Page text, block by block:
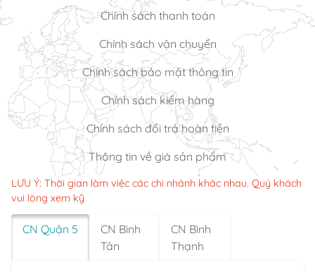
Chính sách thanh toán
Chính sách vận chuyển
Chính sách bảo mật thông tin
Chính sách kiểm hàng
Chính sách đổi trả hoàn tiền
Thông tin về giá sản phẩm
LƯU Ý: Thời gian làm việc các chi nhánh khác nhau. Quý khách
vui lòng xem kỹ
CN Quận 5
CN Bình
Tân
CN Bình
Thạnh